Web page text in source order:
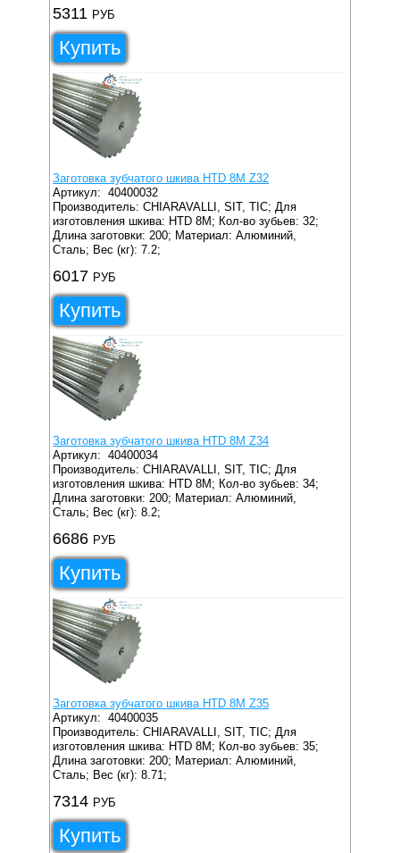
5311 РУБ
Купить
Заготовка зубчатого шкива HTD 8M Z32
Артикул:40400032
Производитель: CHIARAVALLI, SIT, TIC; Для
изготовления шкива: HTD 8M; Кол-во зубьев: 32;
Длина заготовки: 200; Материал: Алюминий,
Сталь; Вес (кг): 7.2;
6017 РУБ
Купить
Заготовка зубчатого шкива HTD 8M Z34
Артикул:40400034
Производитель: CHIARAVALLI, SIT, TIC; Для
изготовления шкива: HTD 8M; Кол-во зубьев: 34;
Длина заготовки: 200; Материал: Алюминий,
Сталь; Вес (кг): 8.2;
6686 РУБ
Купить
Заготовка зубчатого шкива HTD 8M Z35
Артикул:40400035
Производитель: CHIARAVALLI, SIT, TIC; Для
изготовления шкива: HTD 8M; Кол-во зубьев: 35;
Длина заготовки: 200; Материал: Алюминий,
Сталь; Вес (кг): 8.71;
7314 РУБ
Купить